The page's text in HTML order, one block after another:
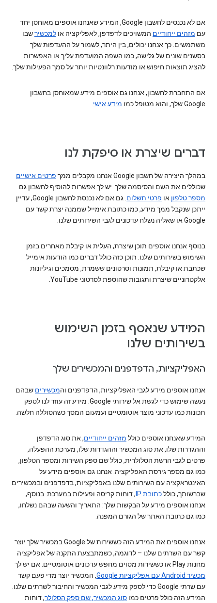
אם לא נכנסים לחשבון Google, המידע שאנחנו אוספים מאוחסן יחד
עם מזהים ייחודיים המשויכים לדפדפן, לאפליקציה או למכשירשבו
משתמשים. כך אנחנו יכולים, בין היתר, לשמור על ההעדפות שלך
בסשנים שונים של גלישה, כמו השפה המועדפת עליך או האפשרות
להציג תוצאות חיפוש או מודעות רלוונטיות יותר על סמך הפעילות שלך.
אם התחברת לחשבון, אנחנו גם אוספים מידע שמאוחסן בחשבון
Google שלך, והוא מטופל כמו
מידע אישי.
דברים שיצרת או סיפקת לנו
במהלך היצירה של חשבון Google אנחנו מקבלים ממך
פרטים אישיים
שכוללים את השם והסיסמה שלך. יש לך אפשרות להוסיף לחשבון גם
מספר טלפון או פרטי תשלום
. גם אם לא נכנסת לחשבון Google, עדיין
ייתכן שנקבל ממך מידע, כמו כתובת אימייל שממנה יצרת קשר עם
Google או שאליה נשלח עדכונים לגבי השירותים שלנו.
בנוסף אנחנו אוספים תוכן שיצרת, העלית או קיבלת מאחרים בזמן
השימוש בשירותים שלנו. תוכן כזה כולל דברים כמו הודעות אימייל
שכתבת או קיבלת, תמונות וסרטונים ששמרת, מסמכים וגיליונות
אלקטרוניים שיצרת ותגובות שהוספת לסרטוני YouTube.
המידע שנאסף בזמן השימוש
בשירותים שלנו
האפליקציות, הדפדפנים והמכשירים שלך
אנחנו אוספים מידע לגבי האפליקציות, הדפדפנים והמכשירים שבהם
נעשה שימוש כדי לגשת אל שירותי Google. מידע זה עוזר לנו לספק
תכונות כמו עדכוני מוצר אוטומטיים ועמעום המסך כשהסוללה חלשה.
המידע שאנחנו אוספים כולל מזהים ייחודיים, את סוג הדפדפן
וההגדרות שלו, את סוג המכשיר וההגדרות שלו, מערכת ההפעלה,
פרטים לגבי הרשת הסלולרית, כולל שם ספק השירות ומספר הטלפון,
כמו גם מספר גירסת האפליקציה. אנחנו גם אוספים מידע על
האינטראקציה עם השירותים שלנו באפליקציות, בדפדפנים ובמכשירים
שברשותך, כוללכתובת IP
, דוחות קריסה ופעילות במערכת. בנוסף,
אנחנו אוספים מידע על הבקשות שלך: התאריך והשעה שבהם נשלחו,
כמו גם כתובת האתר של הגורם המפנה.
אנחנו אוספים את המידע הזה כששירות של Google במכשיר שלך יוצר
קשר עם השרתים שלנו – לדוגמה, כשמתבצעת התקנה של אפליקציה
מחנות Play או כששירות מסוים מחפש עדכונים אוטומטיים. אם יש לך
מכשיר Android עם אפליקציות Google
, המכשיר יוצר מדי פעם קשר
עם שרתי Google כדי לספק מידע לגבי המכשיר והחיבור לשרתים שלנו.
המידע הזה כולל פרטים כמו סוג המכשיר, שם ספק הסלולר, דוחות